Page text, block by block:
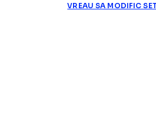
VREAU SA MODIFIC